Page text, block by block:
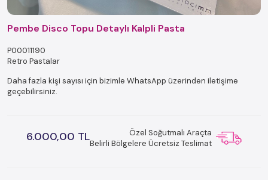
Pembe Disco Topu Detaylı Kalpli Pasta
P00011190
Retro Pastalar
Daha fazla kişi sayısı için bizimle WhatsApp üzerinden iletişime
geçebilirsiniz.
6.000,00 TL
Özel Soğutmalı Araçta
Belirli Bölgelere Ücretsiz Teslimat